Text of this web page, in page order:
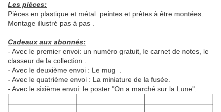
Les pièces:
Pièces en plastique et métal peintes et prêtes à être montées.
Montage illustré pas à pas .
Cadeaux aux abonnés:
- Avec le premier envoi: un numéro gratuit, le carnet de notes, le
classeur de la collection .
- Avec le deuxième envoi : Le mug .
- Avec le quatrième envoi : La miniature de la fusée.
- Avec le sixième envoi: le poster "On a marché sur la Lune".